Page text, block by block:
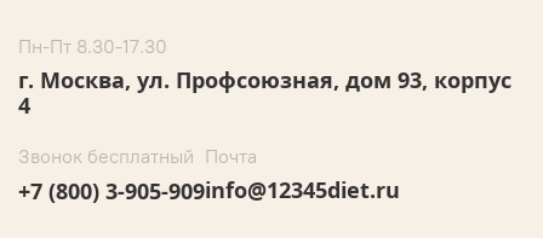
Пн-Пт 8.30-17.30
г. Москва, ул. Профсоюзная, дом 93, корпус
4
Звонок бесплатный
+7 (800) 3-905-909
Почта
info@12345diet.ru